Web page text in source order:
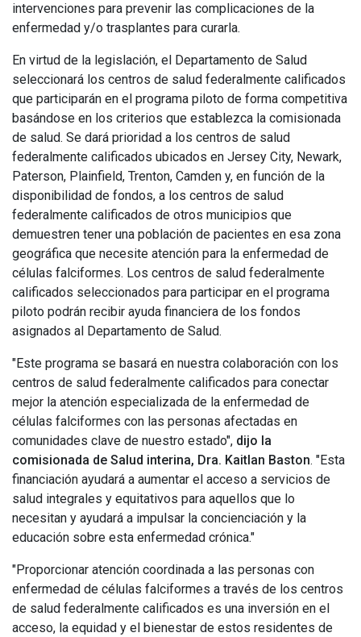
intervenciones para prevenir las complicaciones de la
enfermedad y/o trasplantes para curarla.
En virtud de la legislación, el Departamento de Salud
seleccionará los centros de salud federalmente calificados
que participarán en el programa piloto de forma competitiva
basándose en los criterios que establezca la comisionada
de salud. Se dará prioridad a los centros de salud
federalmente calificados ubicados en Jersey City, Newark,
Paterson, Plainfield, Trenton, Camden y, en función de la
disponibilidad de fondos, a los centros de salud
federalmente calificados de otros municipios que
demuestren tener una población de pacientes en esa zona
geográfica que necesite atención para la enfermedad de
células falciformes. Los centros de salud federalmente
calificados seleccionados para participar en el programa
piloto podrán recibir ayuda financiera de los fondos
asignados al Departamento de Salud.
"Este programa se basará en nuestra colaboración con los
centros de salud federalmente calificados para conectar
mejor la atención especializada de la enfermedad de
células falciformes con las personas afectadas en
comunidades clave de nuestro estado", dijo la
comisionada de Salud interina, Dra. Kaitlan Baston. "Esta
financiación ayudará a aumentar el acceso a servicios de
salud integrales y equitativos para aquellos que lo
necesitan y ayudará a impulsar la concienciación y la
educación sobre esta enfermedad crónica."
"Proporcionar atención coordinada a las personas con
enfermedad de células falciformes a través de los centros
de salud federalmente calificados es una inversión en el
acceso, la equidad y el bienestar de estos residentes de